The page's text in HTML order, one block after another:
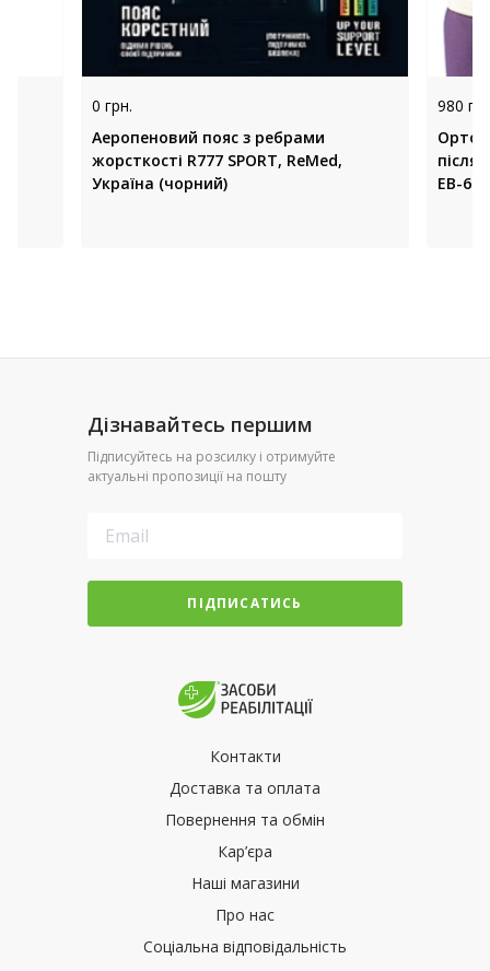
0 грн.
Аеропеновий пояс з ребрами
жорсткості R777 SPORT, ReMed,
Україна (чорний)
980
EB-
Дізнавайтесь першим
Підписуйтесь на розсилку і отримуйте
актуальні пропозиції на пошту
ПІДПИСАТИСЬ
Контакти
Доставка та оплата
Повернення та обмін
Кар’єра
Наші магазини
Про нас
Соціальна відповідальність